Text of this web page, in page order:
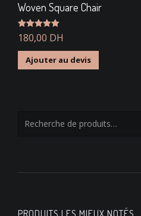
Woven Square Chair
Note 5.00
sur 5
180,00 DH
Ajouter au devis